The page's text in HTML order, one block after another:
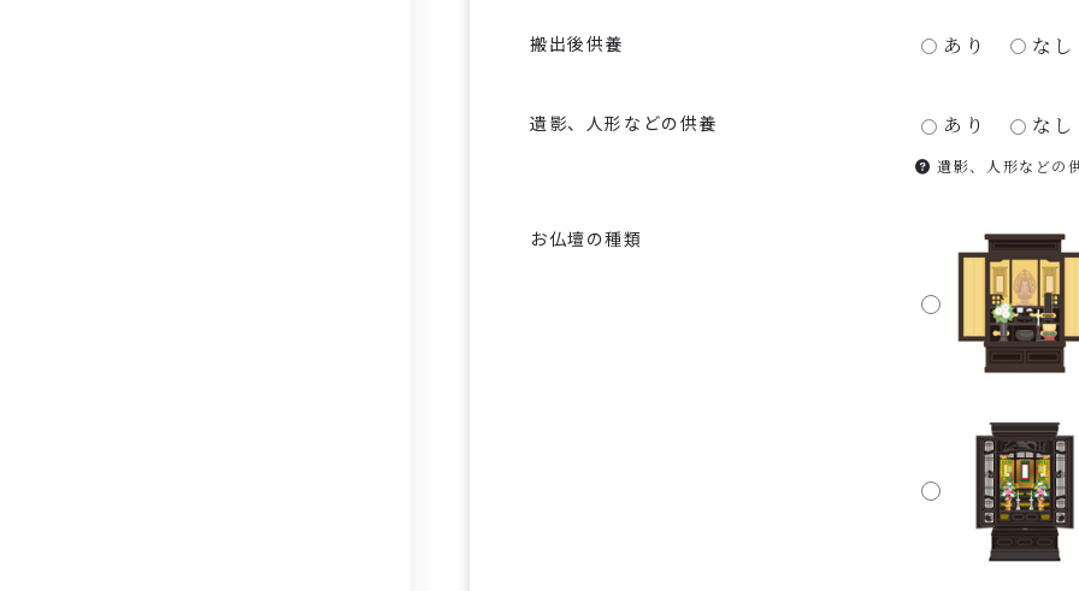
搬出後供養 あり なし
遺影、人形などの供養 あり なし
遺影、人形などの
お仏壇の種類